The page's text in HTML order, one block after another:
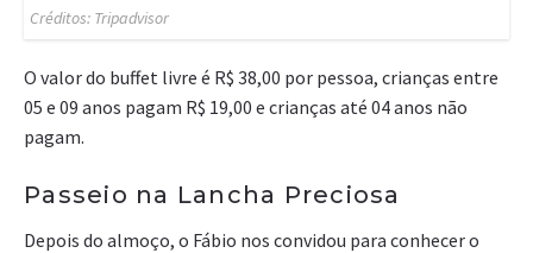
Créditos: Tripadvisor
O valor do buffet livre é R$ 38,00 por pessoa, crianças entre
05 e 09 anos pagam R$ 19,00 e crianças até 04 anos não
pagam.
Passeio na Lancha Preciosa
Depois do almoço, o Fábio nos convidou para conhecer o